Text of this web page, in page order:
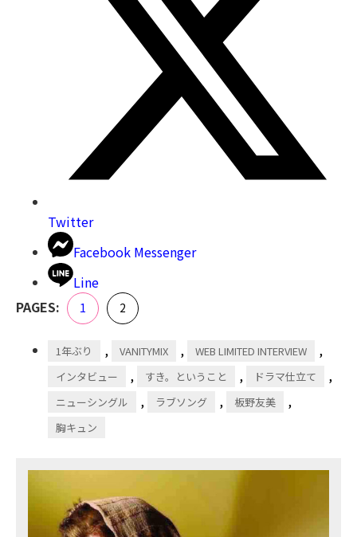
Twitter
Facebook Messenger
Line
PAGES:
Page
1 Page
2
1年ぶり , VANITYMIX , WEB LIMITED INTERVIEW ,
インタビュー , すき。ということ , ドラマ仕立て ,
ニューシングル , ラブソング , 板野友美 ,
胸キュン